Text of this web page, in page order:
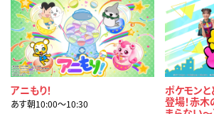
アニもり！
あす朝10:00〜10:30
ポケモンと
登場！赤